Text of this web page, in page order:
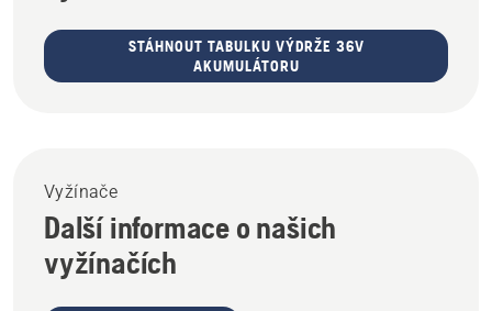
STÁHNOUT TABULKU VÝDRŽE 36V
AKUMULÁTORU
Vyžínače
Další informace o našich
vyžínačích